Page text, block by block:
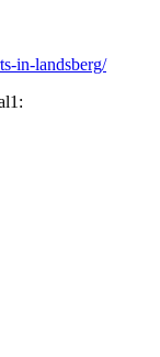
in-landsberg/